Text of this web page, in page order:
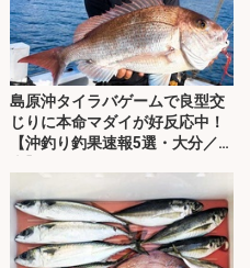
島原沖タイラバゲームで良型交
じりに本命マダイが好反応中！
【沖釣り釣果速報5選・大分／熊